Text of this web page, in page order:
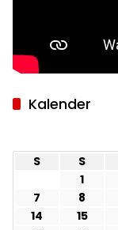
Kalender
S
S
1
7
8
14
15